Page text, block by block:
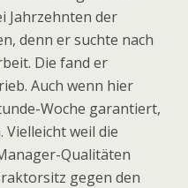
Jahrzehnten der
denn er suchte nach
Die fand er
Auch wenn hier
Woche garantiert,
weil die
Qualitäten
gegen den